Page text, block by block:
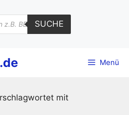
SUCHE
Menü
mit